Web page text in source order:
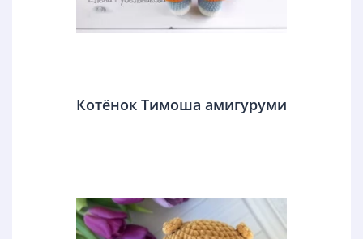
Котёнок Тимоша амигуруми